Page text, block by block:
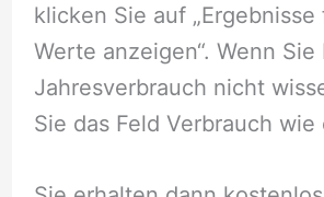
klicken Sie auf
Werte anzeigen“. Wenn
Jahresverbrauch nicht
Sie das Feld Verbrauch wie